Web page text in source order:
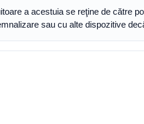
a acestuia se reţine de către
sau cu alte dispozitive